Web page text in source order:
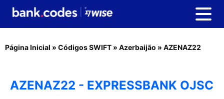
Página Inicial » Códigos SWIFT » Azerbaijão » AZENAZ22
AZENAZ22 - EXPRESSBANK OJSC